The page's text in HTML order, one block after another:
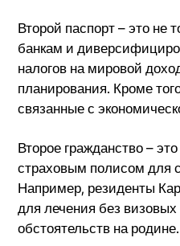
Второй паспорт – это не
банкам и
налогов на мировой
планирования. Кроме
связанные с
Второе гражданство –
страховым полисом для
Например, резиденты
для лечения без
обстоятельств на родине.